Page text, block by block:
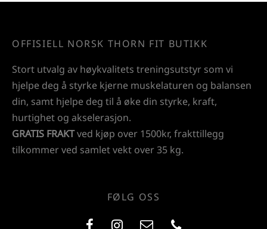
OFFISIELL NORSK THORN FIT BUTIKK
Stort utvalg av høykvalitets treningsutstyr som vi
hjelpe deg å styrke kjerne muskelaturen og balansen
din, samt hjelpe deg til å øke din styrke, kraft,
hurtighet og akselerasjon.
GRATIS FRAKTved kjøp over 1500kr, frakttillegg
tilkommer ved samlet vekt over 35 kg.
FØLG OSS